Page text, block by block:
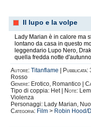
Il lupo e la volpe
Lady Marian è in calore ma
lontano da casa in questo
leggendario Lupo Nero,
quella fredda notte
Autore: Titanflame Pubblicata:
Rosso
Genere: Erotico, Romantico |
Tipo di coppia: Het |
Note:
Violenza
Personaggi: Lady Marian,
Categoria: Film > Robin Hood/